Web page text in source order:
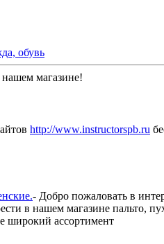
обувь
магазине!
http://www.instructorspb.ru
- Добро пожаловать в
в нашем магазине
широкий ассортимент